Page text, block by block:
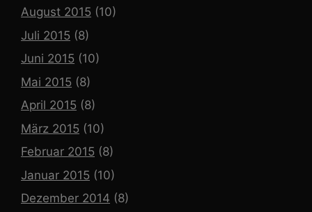
August 2015 (10)
Juli 2015 (8)
Juni 2015 (10)
Mai 2015 (8)
April 2015 (8)
März 2015 (10)
Februar 2015 (8)
Januar 2015 (10)
Dezember 2014 (8)